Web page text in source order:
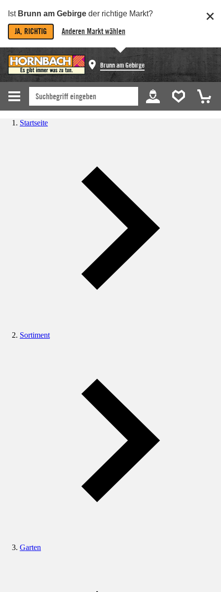
Ist Brunn am Gebirge der richtige Markt?
JA, RICHTIG Anderen Markt wählen
Brunn am Gebirge
Startseite
Sortiment
Garten